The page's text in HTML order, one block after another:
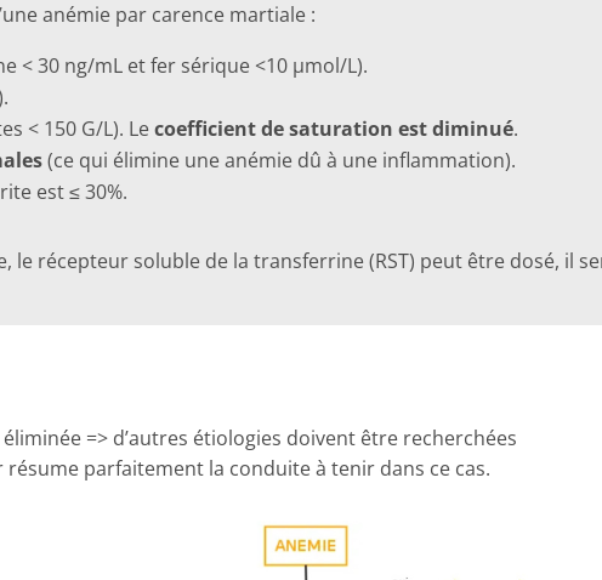
anémie par carence martiale :
< 30 ng/mL et fer sérique <10 µmol/L).
< 150 G/L). Lecoefficient de saturation est diminué.
(ce qui élimine une anémie dû à une inflammation).
est ≤ 30%.
le récepteur soluble de la transferrine (RST) peut être dosé, il
=> d’autres étiologies doivent être recherchées
résume parfaitement la conduite à tenir dans ce cas.